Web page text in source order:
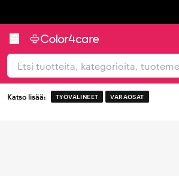
Katso lisää: TYÖVÄLINEET VARAOSAT